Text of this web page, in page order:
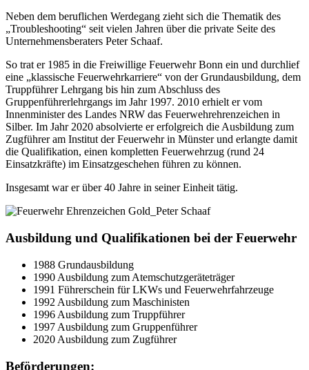
Neben dem beruflichen Werdegang zieht sich die Thematik des
„Troubleshooting“ seit vielen Jahren über die private Seite des
Unternehmensberaters Peter Schaaf.
So trat er 1985 in die Freiwillige Feuerwehr Bonn ein und durchlief
eine „klassische Feuerwehrkarriere“ von der Grundausbildung, dem
Truppführer Lehrgang bis hin zum Abschluss des
Gruppenführerlehrgangs im Jahr 1997. 2010 erhielt er vom
Innenminister des Landes NRW das Feuerwehrehrenzeichen in
Silber. Im Jahr 2020 absolvierte er erfolgreich die Ausbildung zum
Zugführer am Institut der Feuerwehr in Münster und erlangte damit
die Qualifikation, einen kompletten Feuerwehrzug (rund 24
Einsatzkräfte) im Einsatzgeschehen führen zu können.
Insgesamt war er über 40 Jahre in seiner Einheit tätig.
Ausbildung und Qualifikationen bei der Feuerwehr
1988 Grundausbildung
1990 Ausbildung zum Atemschutzgeräteträger
1991 Führerschein für LKWs und Feuerwehrfahrzeuge
1992 Ausbildung zum Maschinisten
1996 Ausbildung zum Truppführer
1997 Ausbildung zum Gruppenführer
2020 Ausbildung zum Zugführer
Beförderungen: